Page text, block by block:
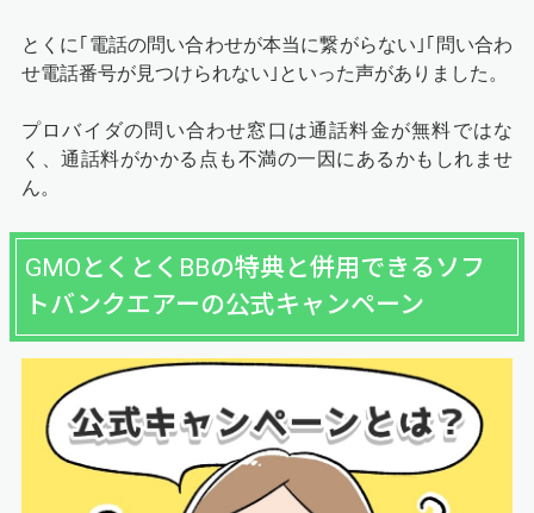
とくに｢電話の問い合わせが本当に繋がらない｣｢問い合わ
せ電話番号が見つけられない｣といった声がありました。
プロバイダの問い合わせ窓口は通話料金が無料ではな
く、通話料がかかる点も不満の一因にあるかもしれませ
ん。
GMOとくとくBBの特典と併用できるソフ
トバンクエアーの公式キャンペーン